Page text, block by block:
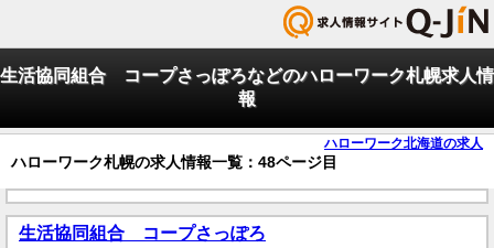
生活協同組合 コープさっぽろなどのハローワーク札幌求人情
報
ハローワーク北海道の求人
ハローワーク札幌の求人情報一覧：48ページ目
生活協同組合 コープさっぽろ